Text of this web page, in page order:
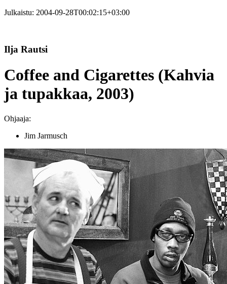
Julkaistu: 2004-09-28T00:02:15+03:00
Ilja Rautsi
Coffee and Cigarettes (Kahvia
ja tupakkaa, 2003)
Ohjaaja:
Jim Jarmusch